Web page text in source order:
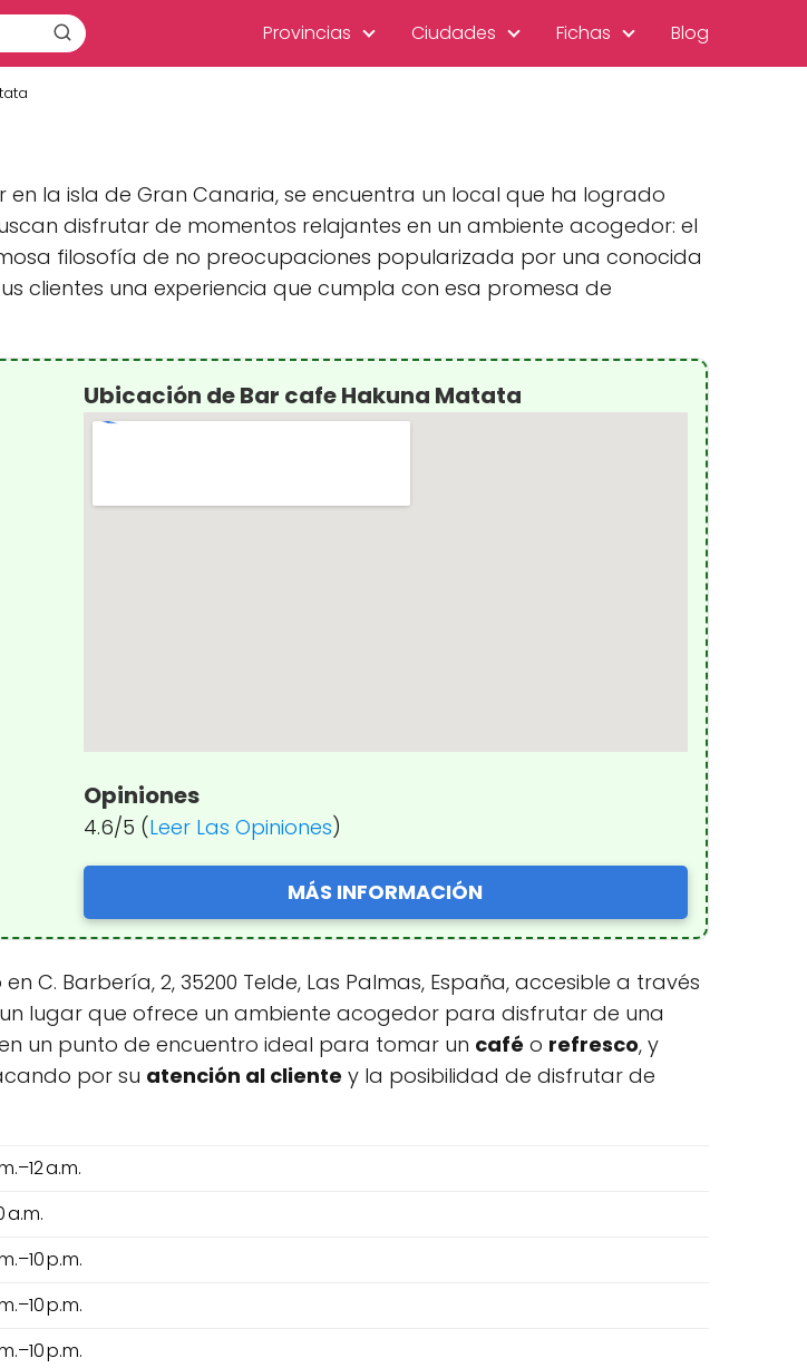
Provincias Ciudades Fichas Blog
la isla de Gran Canaria, se encuentra un local que ha logrado
disfrutar de momentos relajantes en un ambiente acogedor: el
filosofía de no preocupaciones popularizada por una conocida
clientes una experiencia que cumpla con esa promesa de
Ubicación de Bar cafe Hakuna Matata
Opiniones
4.6/5 (Leer Las Opiniones)
MÁS INFORMACIÓN
C. Barbería, 2, 35200 Telde, Las Palmas, España, accesible a través
lugar que ofrece un ambiente acogedor para disfrutar de una
un punto de encuentro ideal para tomar un café o refresco, y
por su atención al cliente y la posibilidad de disfrutar de
a.m.
a.m.
p.m.
p.m.
p.m.